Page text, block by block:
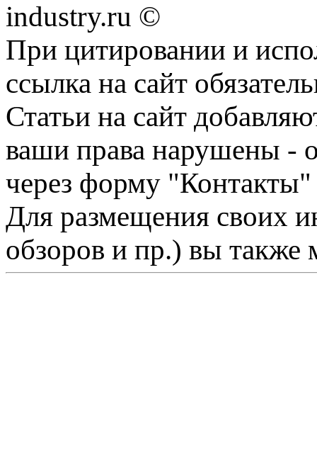
industry.ru ©
При цитировании и
ссылка на сайт
Статьи на сайт
ваши права нарушены -
через форму "Контакты"
Для размещения своих
обзоров и пр.) вы также